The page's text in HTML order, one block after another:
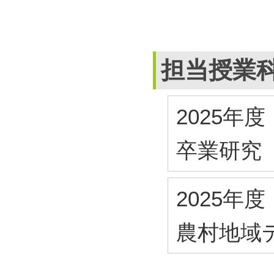
担当授業
2025年度
卒業研究
2025年度
農村地域